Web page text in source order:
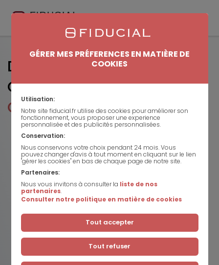
Définition :
Qu’est-ce qu'uneLettre de
Change Relevé (LCR)?
GÉRER MES PRÉFERENCES EN MATIÈRE DE
COOKIES
Utilisation:
Notre site fiducial.fr utilise des cookies pour améliorer son
fonctionnement, vous proposer une experience
personnalisée et des publicités personnalisées.
Conservation:
Nous conservons votre choix pendant 24 mois. Vous
pouvez changer d'avis à tout moment en cliquant sur le lien
"gérer les cookies" en bas de chaque page de notre site.
Partenaires:
Nous vous invitons à consulter la liste de nos
partenaires.
Consulter notre politique en matière de cookies
Tout accepter
Tout refuser